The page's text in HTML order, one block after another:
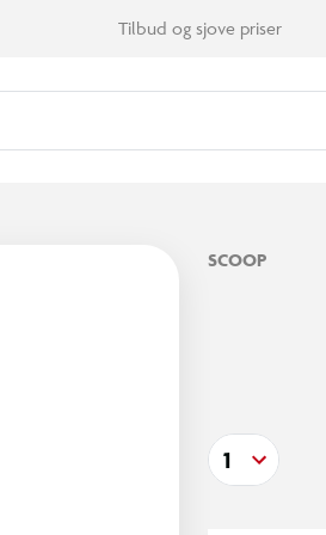
Tilbud og sjove priser
SCOOP
1